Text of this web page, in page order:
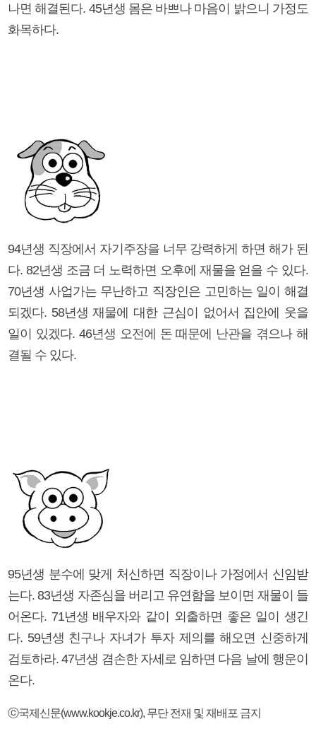
나면 해결된다. 45년생 몸은 바쁘나 마음이 밝으니 가정도
화목하다.
94년생 직장에서 자기주장을 너무 강력하게 하면 해가 된
다. 82년생 조금 더 노력하면 오후에 재물을 얻을 수 있다.
70년생 사업가는 무난하고 직장인은 고민하는 일이 해결
되겠다. 58년생 재물에 대한 근심이 없어서 집안에 웃을
일이 있겠다. 46년생 오전에 돈 때문에 난관을 겪으나 해
결될 수 있다.
95년생 분수에 맞게 처신하면 직장이나 가정에서 신임받
는다. 83년생 자존심을 버리고 유연함을 보이면 재물이 들
어온다. 71년생 배우자와 같이 외출하면 좋은 일이 생긴
다. 59년생 친구나 자녀가 투자 제의를 해오면 신중하게
검토하라. 47년생 겸손한 자세로 임하면 다음 날에 행운이
온다.
ⓒ국제신문(www.kookje.co.kr), 무단 전재 및 재배포 금지